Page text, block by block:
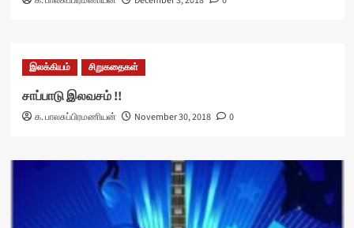
இலக்கியம் சிறுகதைகள்
சாப்பாடு இலவசம் !!
க. பாலசுப்பிரமணியன் November 30, 2018 0